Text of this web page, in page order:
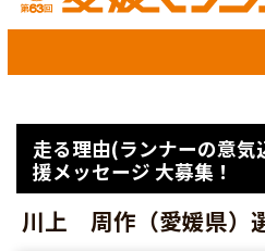
走る理由(ランナーの意
援メッセージ 大募集！
川上 周作（愛媛県）